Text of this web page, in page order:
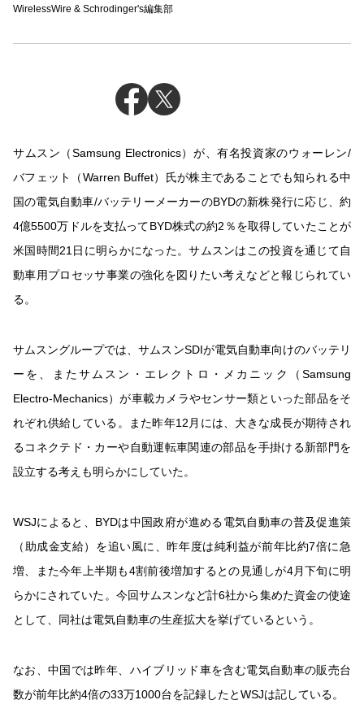
WirelessWire & Schrodinger's編集部
サムスン（Samsung Electronics）が、有名投資家のウォーレン/
バフェット（Warren Buffet）氏が株主であることでも知られる中
国の電気自動車/バッテリーメーカーのBYDの新株発行に応じ、約
4億5500万ドルを支払ってBYD株式の約2％を取得していたことが
米国時間21日に明らかになった。サムスンはこの投資を通じて自
動車用プロセッサ事業の強化を図りたい考えなどと報じられてい
る。
サムスングループでは、サムスンSDIが電気自動車向けのバッテリ
ーを、またサムスン・エレクトロ・メカニック（Samsung
Electro-Mechanics）が車載カメラやセンサー類といった部品をそ
れぞれ供給している。また昨年12月には、大きな成長が期待され
るコネクテド・カーや自動運転車関連の部品を手掛ける新部門を
設立する考えも明らかにしていた。
WSJによると、BYDは中国政府が進める電気自動車の普及促進策
（助成金支給）を追い風に、昨年度は純利益が前年比約7倍に急
増、また今年上半期も4割前後増加するとの見通しが4月下旬に明
らかにされていた。今回サムスンなど計6社から集めた資金の使途
として、同社は電気自動車の生産拡大を挙げているという。
なお、中国では昨年、ハイブリッド車を含む電気自動車の販売台
数が前年比約4倍の33万1000台を記録したとWSJは記している。